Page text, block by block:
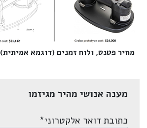
מחיר פטנט, ולוח זמנים (דוגמא אמיתית)‎
מענה אנושי מהיר מגיזמו
כתובת דואר אלקטרוני*